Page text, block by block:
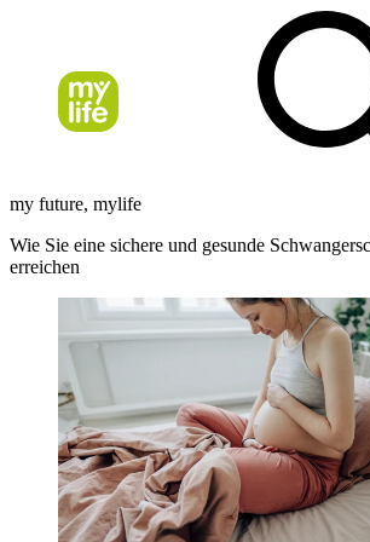
my future, mylife
Wie Sie eine sichere und gesunde
erreichen